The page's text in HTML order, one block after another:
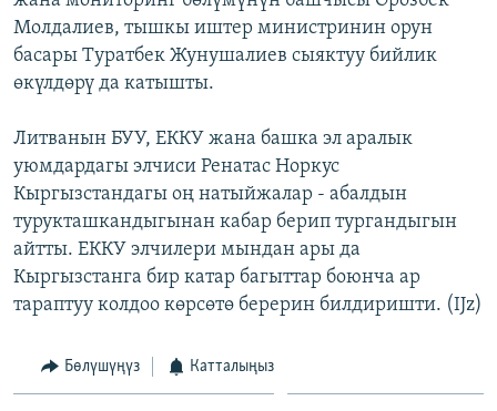
Молдалиев, тышкы иштер министринин орун
басары Туратбек Жунушалиев сыяктуу бийлик
өкүлдөрү да катышты.
Литванын БУУ, ЕККУ жана башка эл аралык
уюмдардагы элчиси Ренатас Норкус
Кыргызстандагы оң натыйжалар - абалдын
турукташкандыгынан кабар берип тургандыгын
айтты. ЕККУ элчилери мындан ары да
Кыргызстанга бир катар багыттар боюнча ар
тараптуу колдоо көрсөтө берерин билдиришти. (IJz)
Бөлүшүңүз Катталыңыз